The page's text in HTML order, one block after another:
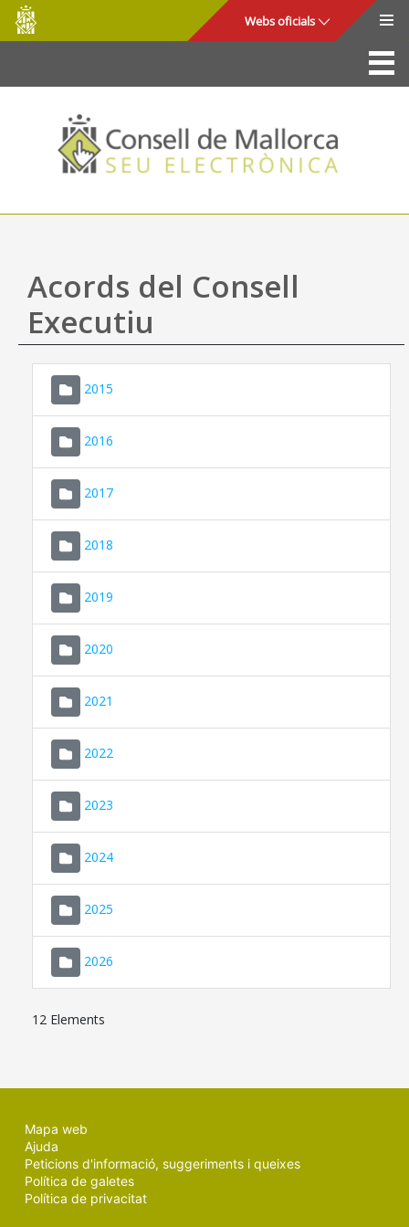
Salta al contingut principal
Consell
de
Mallorca
Webs oficials
La Seu
Consell de Mallorca
Accés i seguretat
Utilitats
Ajuda
Acords del Consell
Executiu
2015
2016
2017
2018
2019
2020
2021
2022
2023
2024
2025
2026
12 Elements
Mapa web
Ajuda
Peticions d'informació, suggeriments i queixes
Política de galetes
Política de privacitat